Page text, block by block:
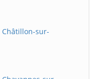
sur-